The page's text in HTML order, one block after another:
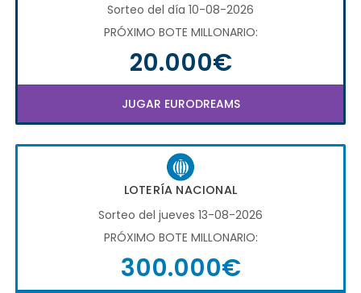
Sorteo del día 10-08-2026
PRÓXIMO BOTE MILLONARIO:
20.000€
JUGAR EURODREAMS
LOTERÍA NACIONAL
Sorteo del jueves 13-08-2026
PRÓXIMO BOTE MILLONARIO:
300.000€